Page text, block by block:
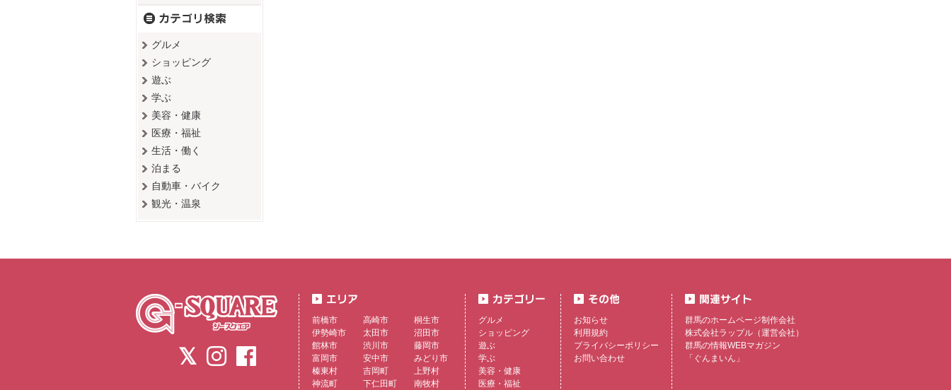
グルメ
ショッピング
遊ぶ
学ぶ
美容・健康
医療・福祉
生活・働く
泊まる
自動車・バイク
観光・温泉
前橋市 高崎市
桐生市
伊勢崎市
太田市
沼田市
館林市
渋川市
藤岡市
富岡市
安中市
みどり市
榛東村
吉岡町
上野村
神流町
下仁田町 南牧村
グルメ
ショッピング
遊ぶ
学ぶ
美容・健康
医療・福祉
お知らせ
利用規約
プライバシーポリシー
お問い合わせ
群馬のホームページ制作会社
株式会社ラップル （運営会社）
群馬の情報WEBマガジン
「ぐんまいん」